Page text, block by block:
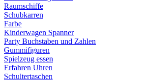
Raumschiffe
Schubkarren
Farbe
Kinderwagen Spanner
Party Buchstaben und Zahlen
Gummifiguren
Spielzeug essen
Erfahren Uhren
Schultertaschen